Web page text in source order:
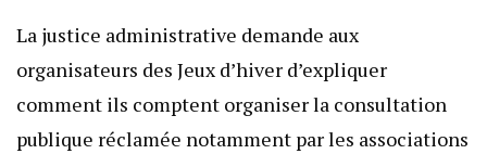
La justice administrative demande aux
organisateurs des Jeux d’hiver d’expliquer
comment ils comptent organiser la consultation
publique réclamée notamment par les associations